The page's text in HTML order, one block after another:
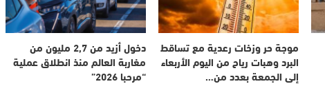
موجة حر وزخات رعدية مع تساقط
البرد وهبات رياح من اليوم الأربعاء
إلى الجمعة بعدد من…
دخول أزيد من 2,7 مليون من
مغاربة العالم منذ انطلاق عملية
“مرحبا 2026”